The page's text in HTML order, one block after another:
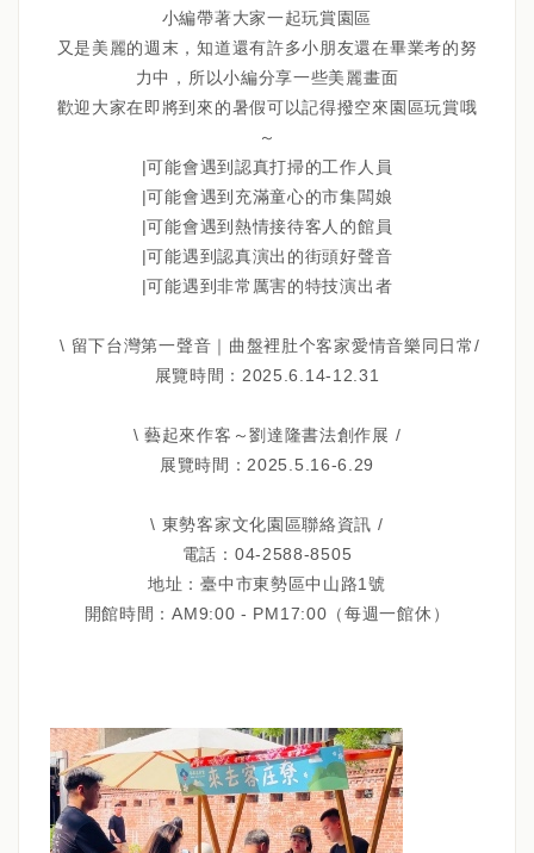
a
t
s
A
p
p
n
a
W
e
i
b
o
小編帶著大家一起玩賞園區
又是美麗的週末，知道還有許多小朋友還在畢業考的努
力中，所以小編分享一些美麗畫面
歡迎大家在即將到來的暑假可以記得撥空來園區玩賞哦
～
|可能會遇到認真打掃的工作人員
|可能會遇到充滿童心的市集闆娘
|可能會遇到熱情接待客人的館員
|可能遇到認真演出的街頭好聲音
|可能遇到非常厲害的特技演出者
\ 留下台灣第一聲音｜曲盤裡肚个客家愛情音樂同日常/
展覽時間：2025.6.14-12.31
\ 藝起來作客～劉達隆書法創作展 /
展覽時間：2025.5.16-6.29
\ 東勢客家文化園區聯絡資訊 /
電話：04-2588-8505
地址：臺中市東勢區中山路1號
開館時間：AM9:00 - PM17:00（每週一館休）